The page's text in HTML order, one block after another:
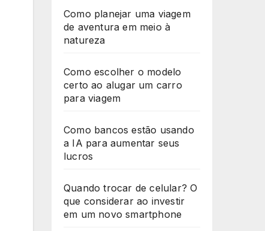
Como planejar uma viagem
de aventura em meio à
natureza
Como escolher o modelo
certo ao alugar um carro
para viagem
Como bancos estão usando
a IA para aumentar seus
lucros
Quando trocar de celular? O
que considerar ao investir
em um novo smartphone